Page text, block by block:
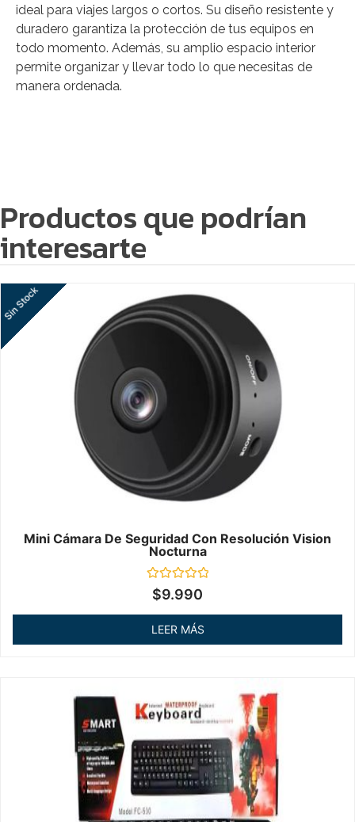
ideal para viajes largos o cortos. Su diseño resistente y
duradero garantiza la protección de tus equipos en
todo momento. Además, su amplio espacio interior
permite organizar y llevar todo lo que necesitas de
manera ordenada.
Productos que podrían
interesarte
Mini Cámara De Seguridad Con Resolución Vision
Nocturna
Valorado
en
Sin Stock
$9.990
LEER MÁS